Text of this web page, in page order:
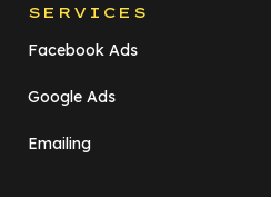
SERVICES
Facebook Ads
Google Ads
Emailing